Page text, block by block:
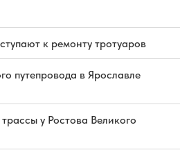
к ремонту тротуаров
путепровода в Ярославле
у Ростова Великого